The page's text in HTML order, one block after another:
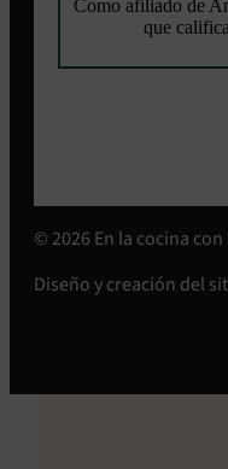
Como afiliado de
que
© 2026 En la cocina
Diseño y creación del